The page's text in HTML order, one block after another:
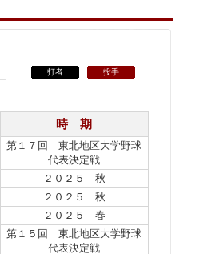
打者 投手
時 期
第１７回 東北地区大学野球
代表決定戦
２０２５ 秋
２０２５ 秋
２０２５ 春
第１５回 東北地区大学野球
代表決定戦